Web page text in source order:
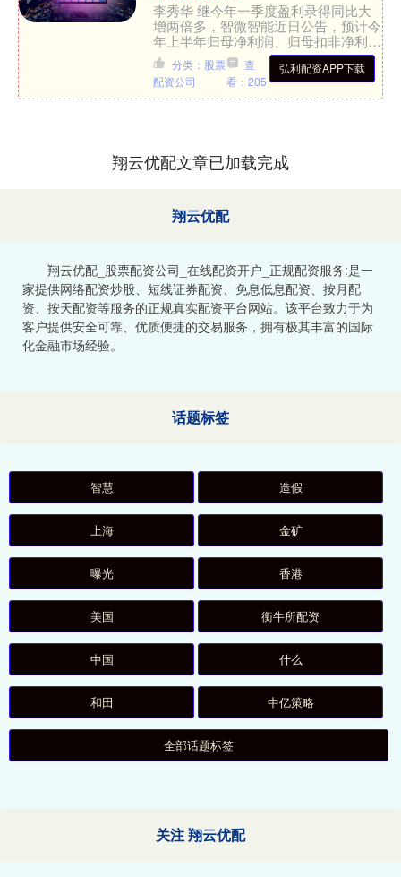
李秀华 继今年一季度盈利录得同比大
增两倍多，智微智能近日公告，预计今
年上半年归母净利润、归母扣非净利润
双双大增。盈利大增背后，智微智能资
产负债率自上市以来不断抬....
弘利配资APP下载
分类：股票
配资公司
查
看：205
翔云优配文章已加载完成
翔云优配
翔云优配_股票配资公司_在线配资开户_正规配资服务:是一
家提供网络配资炒股、短线证券配资、免息低息配资、按月配
资、按天配资等服务的正规真实配资平台网站。该平台致力于为
客户提供安全可靠、优质便捷的交易服务，拥有极其丰富的国际
化金融市场经验。
话题标签
智慧 造假
上海 金矿
曝光 香港
美国 衡牛所配资
中国 什么
和田 中亿策略
全部话题标签
关注 翔云优配